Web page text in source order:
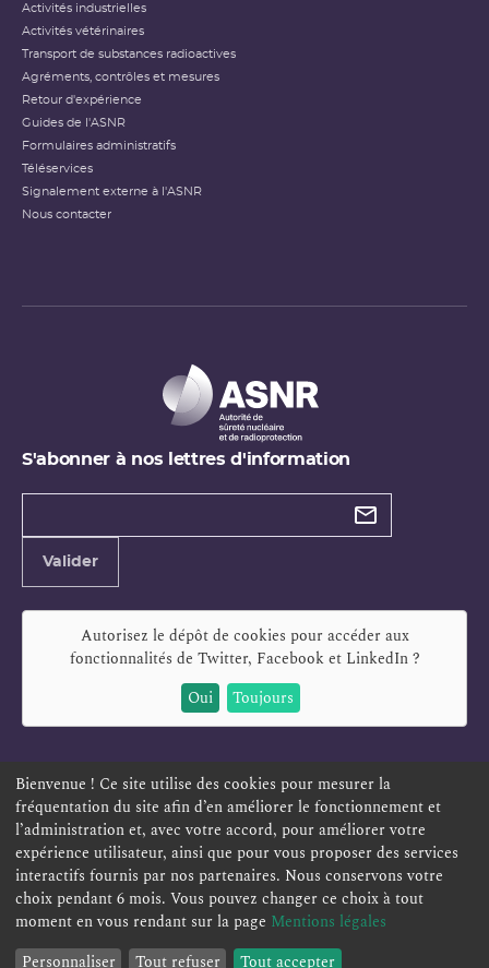
Sommaire
Activités industrielles
Activités vétérinaires
Transport de substances radioactives
Agréments, contrôles et mesures
Retour d'expérience
Guides de l'ASNR
Formulaires administratifs
Téléservices
Signalement externe à l'ASNR
Nous contacter
S'abonner à nos lettres d'information
Types de
Valider
Autorisez le dépôt de cookies pour accéder aux
fonctionnalités de Twitter, Facebook et LinkedIn?
Oui
Toujours
ESPACE PERSONNEL OFFRES D'EMPLOI SIGNALEMENT
TÉLÉSERVICES PLAN DU SITE
ACCESSIBILITÉ POLITIQUE DE CONFIDENTIALITÉ
MENTIONS LÉGALES CONTACT
Bienvenue ! Ce site utilise des cookies pour mesurer la
fréquentation du site afin d’en améliorer le fonctionnement et
l’administration et, avec votre accord, pour améliorer votre
expérience utilisateur, ainsi que pour vous proposer des services
interactifs fournis par nos partenaires. Nous conservons votre
choix pendant 6 mois. Vous pouvez changer ce choix à tout
moment en vous rendant sur la page Mentions légales
Personnaliser
Tout refuser Tout accepter